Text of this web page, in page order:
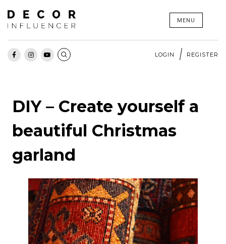
Skip
content
MENU
LOGIN REGISTER
DIY – Create yourself a
beautiful Christmas
garland